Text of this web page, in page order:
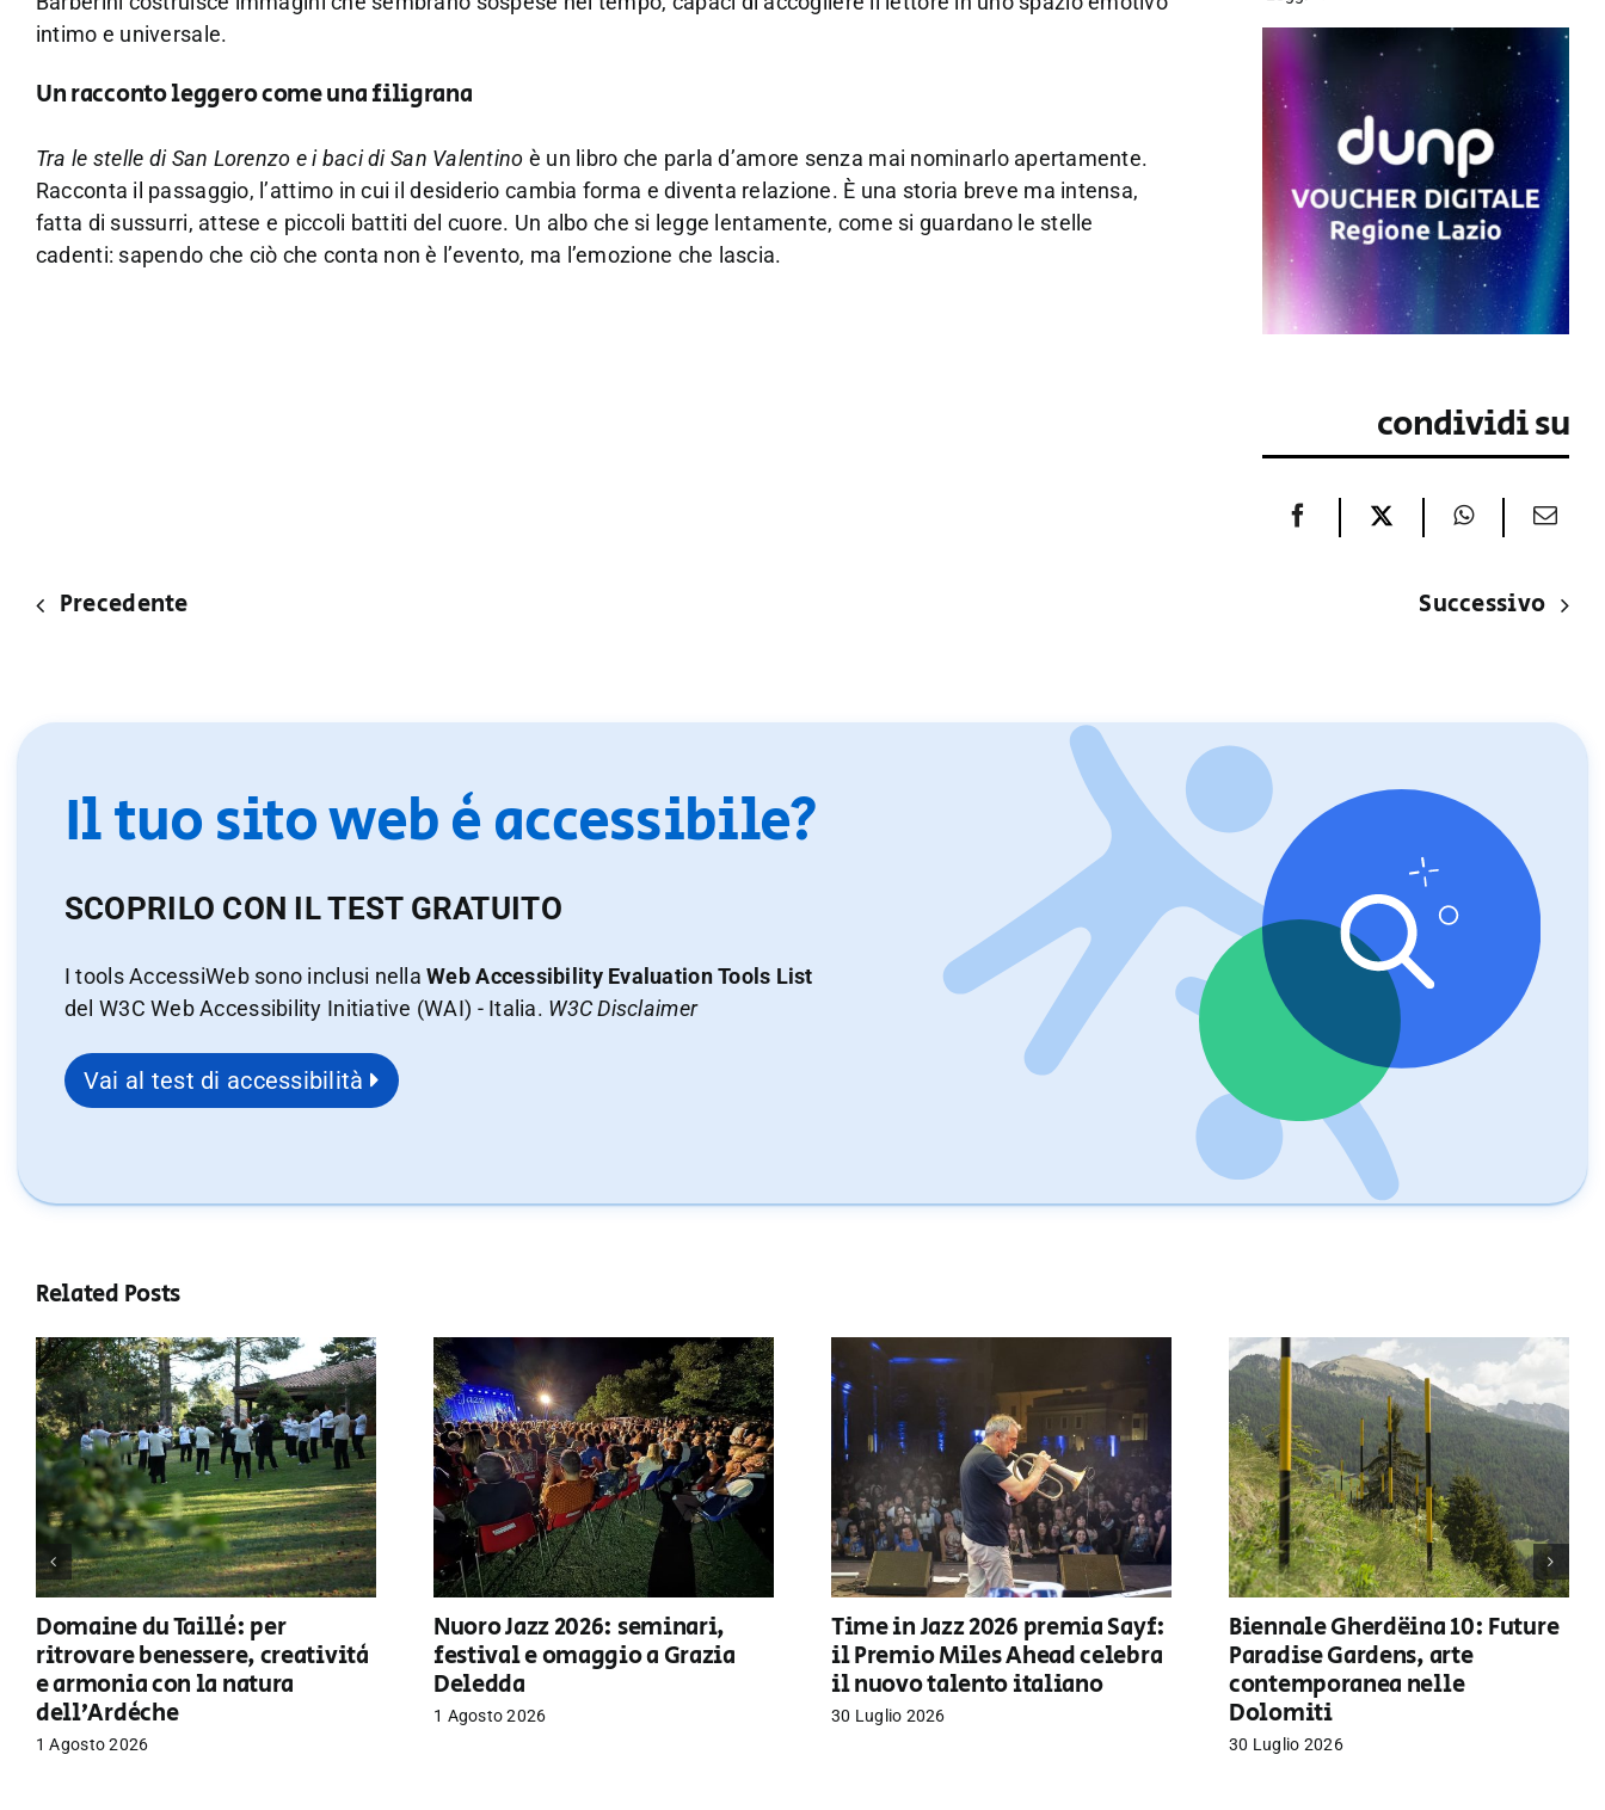
intimo e universale.
Un racconto leggero come una filigrana
Tra le stelle di San Lorenzo e i baci di San Valentino è un libro che parla d’amore senza mai nominarlo apertamente.
Racconta il passaggio, l’attimo in cui il desiderio cambia forma e diventa relazione. È una storia breve ma intensa,
fatta di sussurri, attese e piccoli battiti del cuore. Un albo che si legge lentamente, come si guardano le stelle
cadenti: sapendo che ciò che conta non è l’evento, ma l’emozione che lascia.
condividi su
Precedente Successivo
Il tuo sito web è accessibile?
SCOPRILO CON IL TEST GRATUITO
I tools AccessiWeb sono inclusi nellaWeb Accessibility Evaluation Tools List
del W3C Web Accessibility Initiative (WAI) - Italia. W3C Disclaimer
Vai al test di accessibilità
Related Posts
Domaine du Taillé: per
ritrovare benessere, creatività
e armonia con la natura
dell’Ardèche
1 Agosto 2026
Nuoro Jazz 2026: seminari,
festival e omaggio a Grazia
Deledda
1 Agosto 2026
Time in Jazz 2026 premia Sayf:
il Premio Miles Ahead celebra
il nuovo talento italiano
30 Luglio 2026
Biennale Gherdëina 10: Future
Paradise Gardens, arte
contemporanea nelle
Dolomiti
30 Luglio 2026